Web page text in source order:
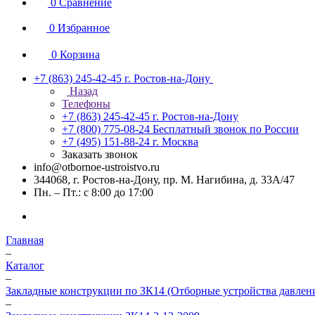
0 Сравнение
0 Избранное
0 Корзина
+7 (863) 245-42-45 г. Ростов-на-Дону
Назад
Телефоны
+7 (863) 245-42-45 г. Ростов-на-Дону
+7 (800) 775-08-24 Бесплатный звонок по России
+7 (495) 151-88-24 г. Москва
Заказать звонок
info@otbornoe-ustroistvo.ru
344068, г. Ростов-на-Дону, пр. М. Нагибина, д. 33А/47
Пн. – Пт.: с 8:00 до 17:00
Главная
–
Каталог
–
Закладные конструкции по ЗК14 (Отборные устройства
–